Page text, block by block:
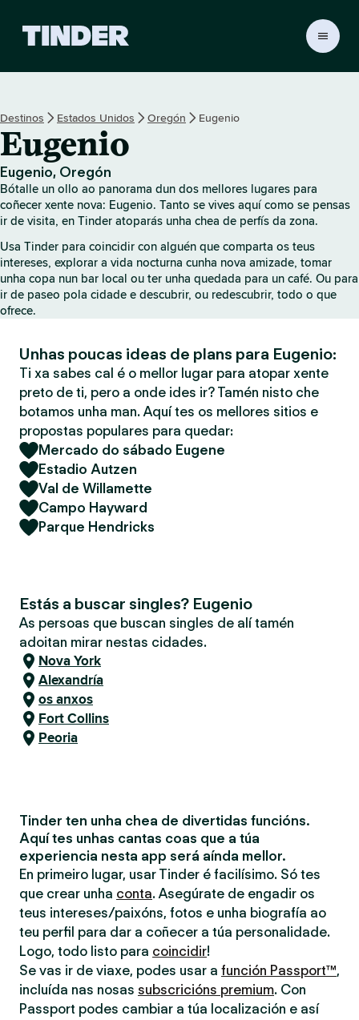
r
e
Destinos Estados Unidos Oregón Eugenio
Eugenio
Eugenio, Oregón
Bótalle un ollo ao panorama dun dos mellores lugares para
coñecer xente nova: Eugenio. Tanto se vives aquí como se pensas
ir de visita, en Tinder atoparás unha chea de perfís da zona.
Usa Tinder para coincidir con alguén que comparta os teus
intereses, explorar a vida nocturna cunha nova amizade, tomar
unha copa nun bar local ou ter unha quedada para un café. Ou para
ir de paseo pola cidade e descubrir, ou redescubrir, todo o que
ofrece.
Unhas poucas ideas de plans para Eugenio:
Ti xa sabes cal é o mellor lugar para atopar xente
preto de ti, pero a onde ides ir? Tamén nisto che
botamos unha man. Aquí tes os mellores sitios e
propostas populares para quedar:
Mercado do sábado Eugene
Estadio Autzen
Val de Willamette
Campo Hayward
Parque Hendricks
Estás a buscar singles? Eugenio
As persoas que buscan singles de alí tamén
adoitan mirar nestas cidades.
Nova York
Alexandría
os anxos
Fort Collins
Peoria
Tinder ten unha chea de divertidas funcións.
Aquí tes unhas cantas coas que a túa
experiencia nesta app será aínda mellor.
En primeiro lugar, usar Tinder é facilísimo. Só tes
que crear unha conta. Asegúrate de engadir os
teus intereses/paixóns, fotos e unha biografía ao
teu perfil para dar a coñecer a túa personalidade.
Logo, todo listo para coincidir!
Se vas ir de viaxe, podes usar a función Passport™,
incluída nas nosas subscricións premium. Con
Passport podes cambiar a túa localización e así